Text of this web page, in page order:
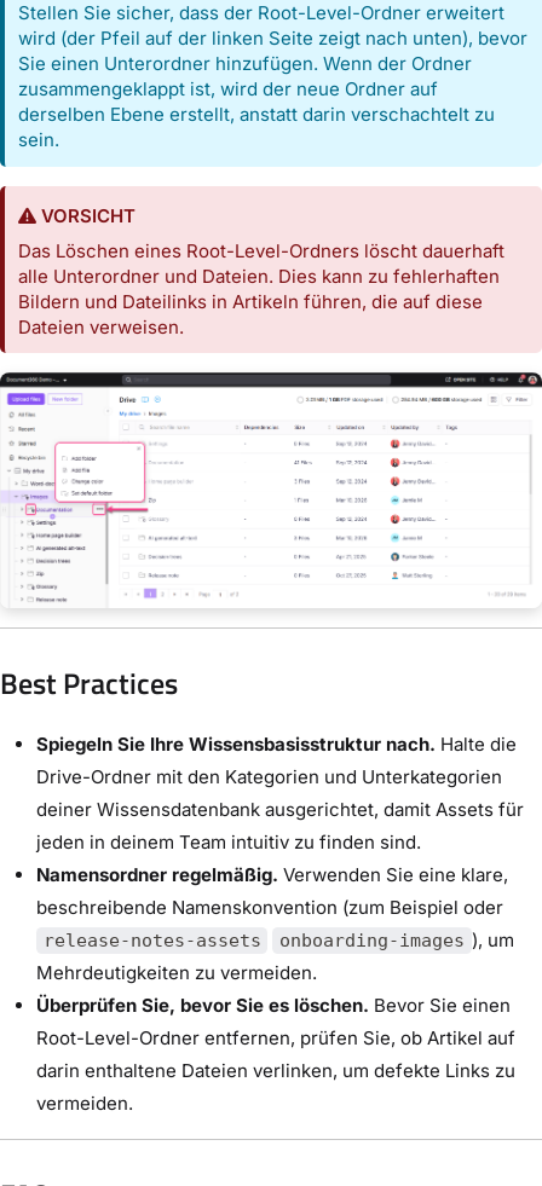
Stellen Sie sicher, dass der Root-Level-Ordner erweitert
wird (der Pfeil auf der linken Seite zeigt nach unten), bevor
Sie einen Unterordner hinzufügen. Wenn der Ordner
zusammengeklappt ist, wird der neue Ordner auf
derselben Ebene erstellt, anstatt darin verschachtelt zu
sein.
VORSICHT
Das Löschen eines Root-Level-Ordners löscht dauerhaft
alle Unterordner und Dateien. Dies kann zu fehlerhaften
Bildern und Dateilinks in Artikeln führen, die auf diese
Dateien verweisen.
Best Practices
Spiegeln Sie Ihre Wissensbasisstruktur nach. Halte die
Drive-Ordner mit den Kategorien und Unterkategorien
deiner Wissensdatenbank ausgerichtet, damit Assets für
jeden in deinem Team intuitiv zu finden sind.
Namensordner regelmäßig. Verwenden Sie eine klare,
beschreibende Namenskonvention (zum Beispiel oder
release-notes-assets onboarding-images ), um
Mehrdeutigkeiten zu vermeiden.
Überprüfen Sie, bevor Sie es löschen. Bevor Sie einen
Root-Level-Ordner entfernen, prüfen Sie, ob Artikel auf
darin enthaltene Dateien verlinken, um defekte Links zu
vermeiden.